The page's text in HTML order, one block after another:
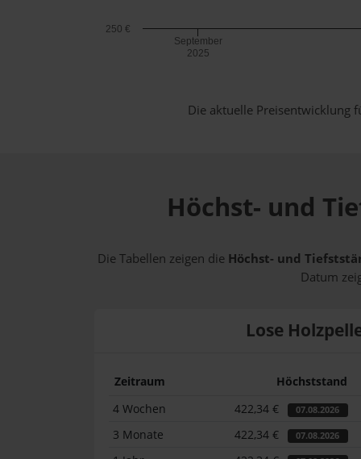
September
2025
250 €
Die aktuelle Preisentwicklung
Höchst- und
Die Tabellen zeigen die Höchst- und
Datum
Lose
Zeitraum Höchststand
4 Wochen
422,34 € 07.08.2026
3 Monate 422,34 € 07.08.2026